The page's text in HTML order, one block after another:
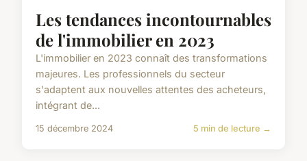
Les tendances incontournables
de l'immobilier en 2023
L'immobilier en 2023 connaît des transformations
majeures. Les professionnels du secteur
s'adaptent aux nouvelles attentes des acheteurs,
intégrant de...
15 décembre 2024 5 min de lecture →